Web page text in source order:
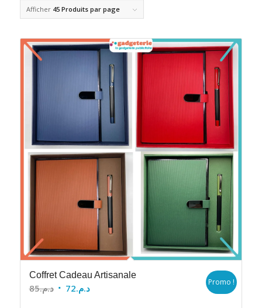
Afficher 45 Produits par page
Coffret Cadeau Artisanale
د.م.85
Le
د.م.72
Le
Promo !